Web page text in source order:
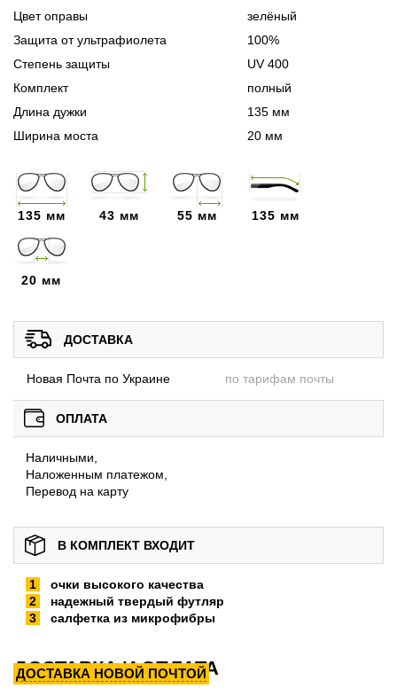
Цвет оправы
зелёный
Защита от ультрафиолета
100%
Степень защиты
UV 400
Комплект
полный
Длина дужки
135 мм
Ширина моста
20 мм
135 мм 43 мм 55 мм 135 мм
20 мм
ДОСТАВКА
Новая Почта по Украине по тарифам почты
ОПЛАТА
Наличными,
Наложенным платежом,
Перевод на карту
В КОМПЛЕКТ ВХОДИТ
очки высокого качества
надежный твердый футляр
салфетка из микрофибры
ДОСТАВКА И ОПЛАТА
ДОСТАВКА НОВОЙ ПОЧТОЙ